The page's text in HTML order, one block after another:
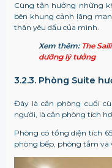
Cùng tận hưởng những
bên khung cảnh lãng
thân yêu dấu của mình.
Xem thêm: The
dưỡng lý tưởng
3.2.3. Phòng Suite
Đây là căn phòng cuối
người, là căn phòng tích
Phòng có tổng diện tích
phòng bếp, phòng tắm và